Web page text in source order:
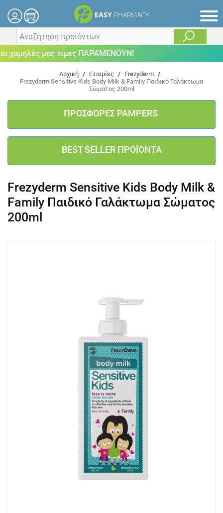
EASY PHARMACY
μας τιμές ΠΑΡΑΜΕΝΟΥΝ!
Αρχική / Εταιρίες / Frezyderm /
Frezyderm Sensitive Kids Body Milk & Family Παιδικό Γαλάκτωμα
Σώματος 200ml
ΠΡΟΣΦΟΡΕΣ PAMPERS
BEST SELLER ΠΡΟΪΟΝΤΑ
Frezyderm Sensitive Kids Body Milk &
Family Παιδικό Γαλάκτωμα Σώματος
200ml